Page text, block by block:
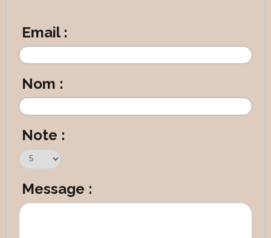
Email :
Nom :
Note :
Message :